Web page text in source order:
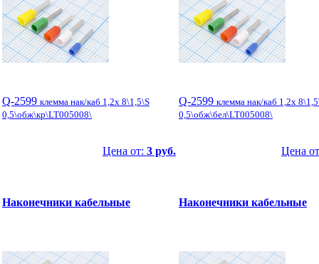
Q-2599 клемма нак/каб 1,2x 8\1,5\S
0,5\обж\кр\LT005008\
Цена от: 3 руб.
Q-2599 клемма нак/каб 1,2x
0,5\обж\бел\LT005008\
Цена
Наконечники кабельные Наконечники кабельные